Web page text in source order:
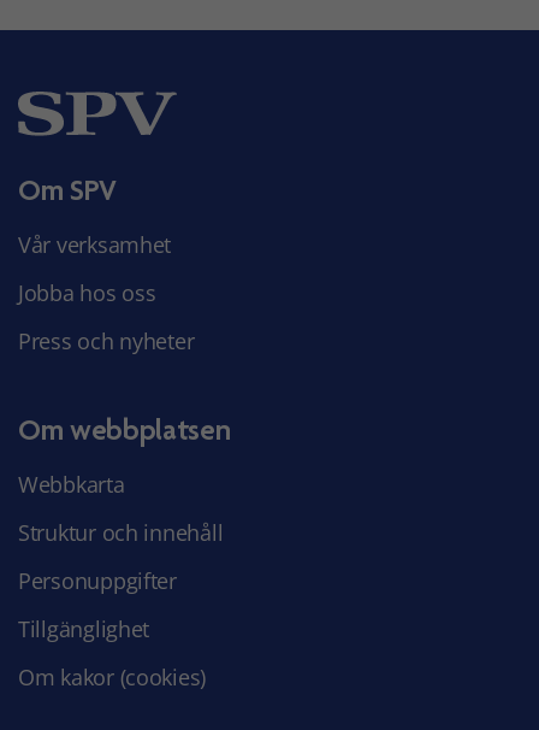
Om SPV
Vår verksamhet
Jobba hos oss
Press och nyheter
Om webbplatsen
Webbkarta
Struktur och innehåll
Personuppgifter
Tillgänglighet
Om kakor (cookies)